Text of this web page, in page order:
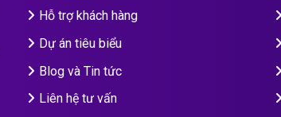
Hỗ trợ khách hàng
Dự án tiêu biểu
Blog và Tin tức
Liên hệ tư vấn